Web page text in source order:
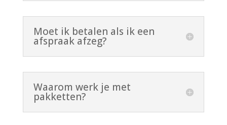
Moet ik betalen als ik een
afspraak afzeg?
Waarom werk je met
pakketten?